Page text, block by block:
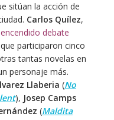
sitúan la acción de
Carlos Quílez,
encendido debate
participaron cinco
tantas novelas en
personaje más.
Llaberia (No
), Josep Camps
(Maldita